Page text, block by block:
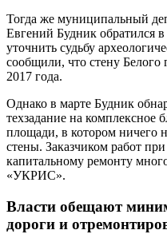
Тогда же муниципальный
Евгений Будник обратился
уточнить судьбу
сообщили, что стену
2017 года.
Однако в марте Будник
техзадание на комплексное
площади, в котором ничего
стены. Заказчиком работ
капитальному ремонту
«УКРИС».
Власти обещают
дороги и